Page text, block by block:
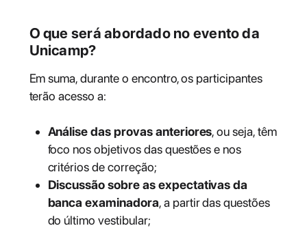
O que será abordado no evento da
Unicamp?
Em suma, durante o encontro, os participantes
terão acesso a:
Análise das provas anteriores, ou seja, têm
foco nos objetivos das questões e nos
critérios de correção;
Discussão sobre as expectativas da
banca examinadora, a partir das questões
do último vestibular;